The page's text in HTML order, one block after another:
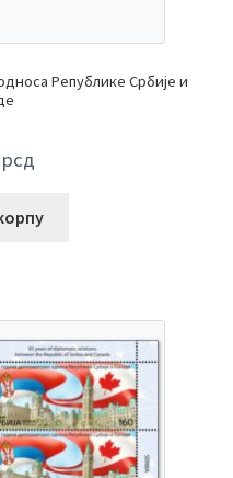
Републике Србије и
рсд